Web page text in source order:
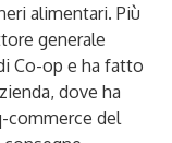
alimentari. Più
generale
Co-op e ha fatto
dove ha
commerce del